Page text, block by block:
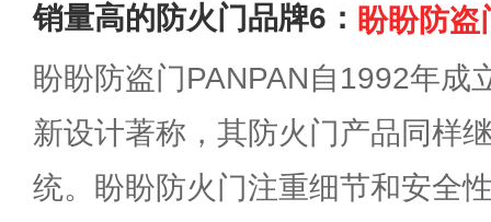
销量高的防火门品牌6： 盼盼防盗
盼盼防盗门PANPAN自1992年成
新设计著称，其防火门产品同样
统。盼盼防火门注重细节和安全